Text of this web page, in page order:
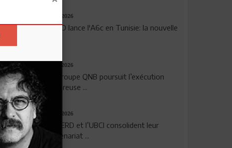
04.08.2026
OPPO lance l'A6c en Tunisie: la nouvelle
29.07.2026
Le Groupe QNB poursuit l’exécution
rigoureuse ...
24.07.2026
La BERD et l’UBCI consolident leur
partenariat ...